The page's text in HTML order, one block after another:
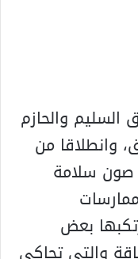
والحازم
وانطلاقا من
صون سلامة
بعض
والتي تحاكي